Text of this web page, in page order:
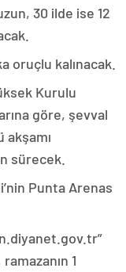
30 ilde ise 12
oruçlu kalınacak.
Kurulu
göre, şevval
akşamı
sürecek.
Punta Arenas
1